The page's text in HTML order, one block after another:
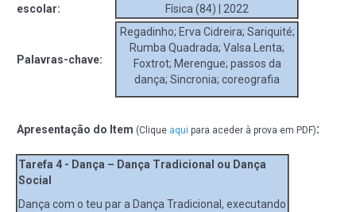
escolar:
Física (84) | 2022
Palavras-chave:
Regadinho; Erva Cidreira; Sariquité;
Rumba Quadrada; Valsa Lenta;
Foxtrot; Merengue; passos da
dança; Sincronia; coreografia
Apresentação do Item (Clique aqui para aceder à prova em PDF):
Tarefa 4 - Dança – Dança Tradicional ou Dança
Social
Dança com o teu par a Dança Tradicional, executando